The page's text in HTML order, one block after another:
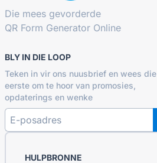
Die mees gevorderde
QR Form Generator Online
BLY IN DIE LOOP
Teken in vir ons nuusbrief en wees die
eerste om te hoor van promosies,
opdaterings en wenke
HULPBRONNE